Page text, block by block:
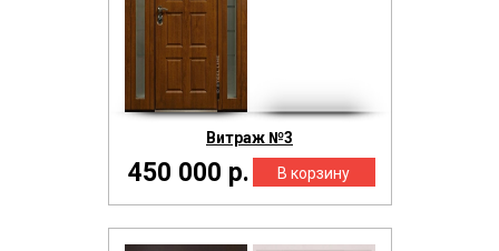
Витраж №3
450 000 р.